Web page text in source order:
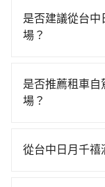
是否建議從台
場？
坐舒適、較貴、
台北一天最多有
後，步行進站、
是否推薦租車
場？
路邊多天不用車
從台中日月千禧